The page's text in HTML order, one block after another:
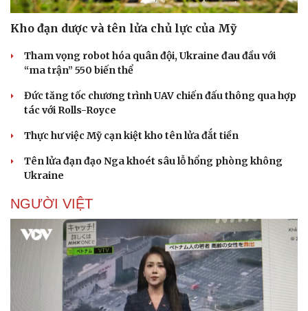
Doanh nghiệp
Thông tin doanh nghiệp
Doanh nghiệp 24h
Công nghệ
Sành điệu
Tin Công nghệ
Kho đạn dược và tên lửa chủ lực của Mỹ
Tham vọng robot hóa quân đội, Ukraine đau đầu với
“ma trận” 550 biến thể
Đức tăng tốc chương trình UAV chiến đấu thông qua hợp
tác với Rolls-Royce
Thực hư việc Mỹ cạn kiệt kho tên lửa đắt tiền
Tên lửa đạn đạo Nga khoét sâu lỗ hổng phòng không
Ukraine
NGƯỜI VIỆT